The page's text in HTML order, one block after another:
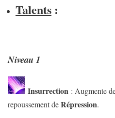
Talents :
Niveau 1
Insurrection : Augmente
repoussement deRépression.